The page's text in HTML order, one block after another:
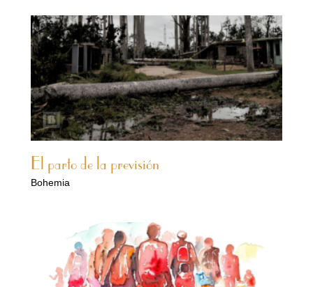
El parto de la previsión
Bohemia